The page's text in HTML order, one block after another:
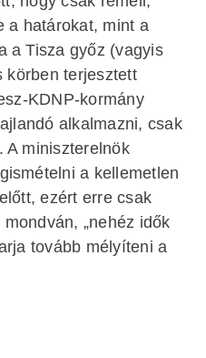
a határokat, mint a
a Tisza győz (vagyis
körben terjesztett
KDNP-kormány
alkalmazni, csak
A miniszterelnök
a kellemetlen
ezért erre csak
„nehéz idők
tovább mélyíteni a